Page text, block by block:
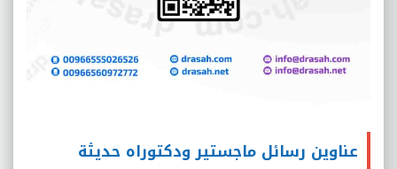
عناوين رسائل ماجستير ودكتوراه حديثة